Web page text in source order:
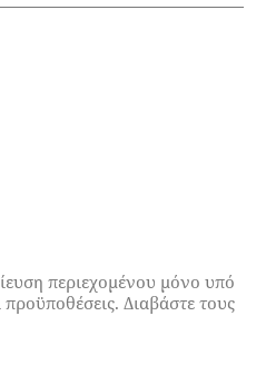
περιεχομένου μόνο υπό
Διαβάστε τους